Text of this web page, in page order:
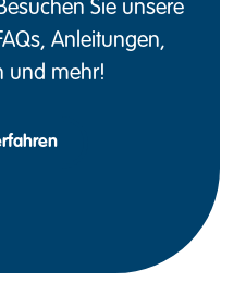
Sie unsere
Anleitungen,
und mehr!